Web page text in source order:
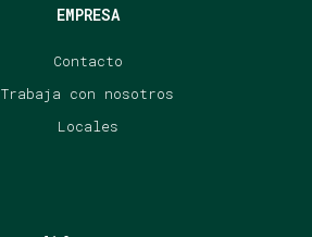
EMPRESA
Contacto
Trabaja con nosotros
Locales